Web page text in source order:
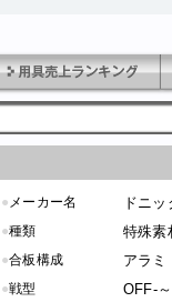
● メーカー名 ドニッ
●種類 特殊素
●合板構成 アラミ
●戦型 OFF-